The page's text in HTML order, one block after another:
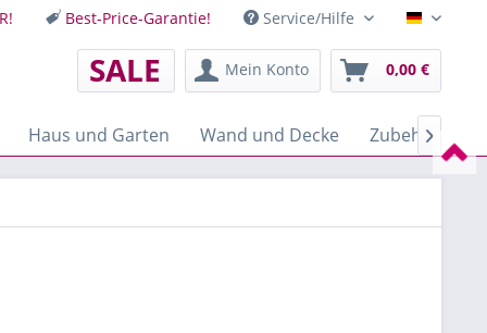
Best-Price-Garantie! Service/Hilfe Deutsch
SALE Mein Konto 0,00 €
Haus und Garten Wand und Decke Zubehör
